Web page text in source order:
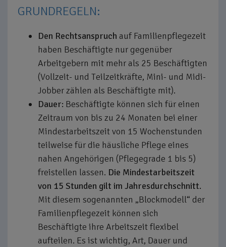
GRUNDREGELN:
Den Rechtsanspruch auf Familienpflegezeit
haben Beschäftigte nur gegenüber
Arbeitgebern mit mehr als 25 Beschäftigten
(Vollzeit- und Teilzeitkräfte, Mini- und Midi-
Jobber zählen als Beschäftigte mit).
Dauer: Beschäftigte können sich für einen
Zeitraum von bis zu 24 Monaten bei einer
Mindestarbeitszeit von 15 Wochenstunden
teilweise für die häusliche Pflege eines
nahen Angehörigen (Pflegegrade 1 bis 5)
freistellen lassen. Die Mindestarbeitszeit
von 15 Stunden gilt im Jahresdurchschnitt.
Mit diesem sogenannten „Blockmodell“ der
Familienpflegezeit können sich
Beschäftigte ihre Arbeitszeit flexibel
aufteilen. Es ist wichtig, Art, Dauer und